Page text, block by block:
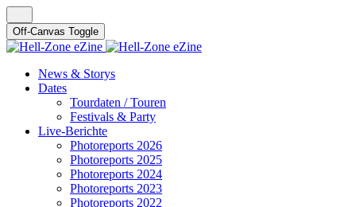
Off-Canvas Toggle
News & Storys
Dates
Tourdaten / Touren
Festivals & Party
Live-Berichte
Photoreports 2026
Photoreports 2025
Photoreports 2024
Photoreports 2023
Photoreports 2022